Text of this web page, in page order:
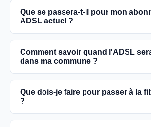
L'extinction complète du réseau
pour 2030. D'ici là, les utilisateurs
optique, plus rapides et fiables.
Que se passera-t-il pour mon
ADSL actuel ?
Vous pouvez continuer à utiliser votre
abonnement ADSL jusqu'à la date
conseillé de passer à la fibre
possible pour une meilleure qualité
Comment savoir quand l'ADSL
dans ma commune ?
Les dates précises de fermeture de
selon les communes. Vous pouvez
commune spécifique.
Que dois-je faire pour passer à la
?